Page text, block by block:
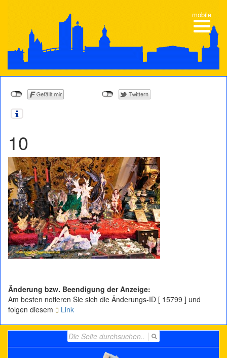
10
Änderung bzw. Beendigung der Anzeige:
Am besten notieren Sie sich die Änderungs-ID [ 15799 ] und
folgen diesem
Link
for:
mobile